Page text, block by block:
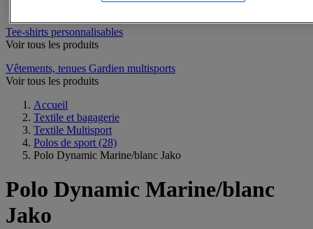
Tee-shirts personnalisables
Voir tous les produits
Vêtements, tenues Gardien multisports
Voir tous les produits
Accueil
Textile et bagagerie
Textile Multisport
Polos de sport (28)
Polo Dynamic Marine/blanc Jako
Polo Dynamic Marine/blanc
Jako